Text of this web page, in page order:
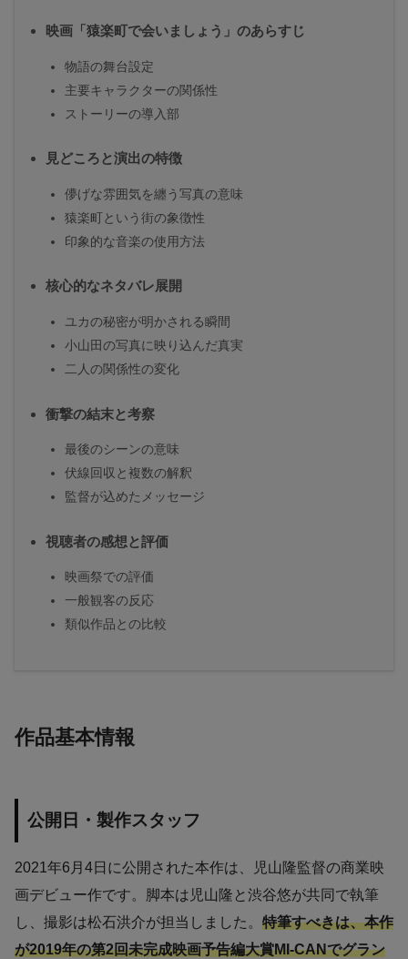
映画「猿楽町で会いましょう」のあらすじ
物語の舞台設定
主要キャラクターの関係性
ストーリーの導入部
見どころと演出の特徴
儚げな雰囲気を纏う写真の意味
猿楽町という街の象徴性
印象的な音楽の使用方法
核心的なネタバレ展開
ユカの秘密が明かされる瞬間
小山田の写真に映り込んだ真実
二人の関係性の変化
衝撃の結末と考察
最後のシーンの意味
伏線回収と複数の解釈
監督が込めたメッセージ
視聴者の感想と評価
映画祭での評価
一般観客の反応
類似作品との比較
作品基本情報
公開日・製作スタッフ
2021年6月4日に公開された本作は、児山隆監督の商業映
画デビュー作です。脚本は児山隆と渋谷悠が共同で執筆
し、撮影は松石洪介が担当しました。 特筆すべきは、本作
が2019年の第2回未完成映画予告編大賞MI-CANでグラン